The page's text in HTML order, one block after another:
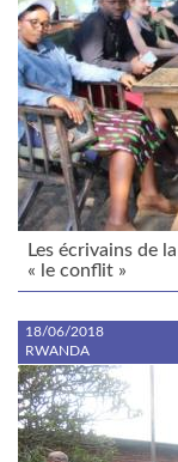
Les écrivains de
« le conflit »
18/06/2018
RWANDA